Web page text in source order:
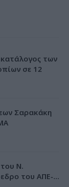
των
σε 12
Σαρακάκη
Ν.
του ΑΠΕ-